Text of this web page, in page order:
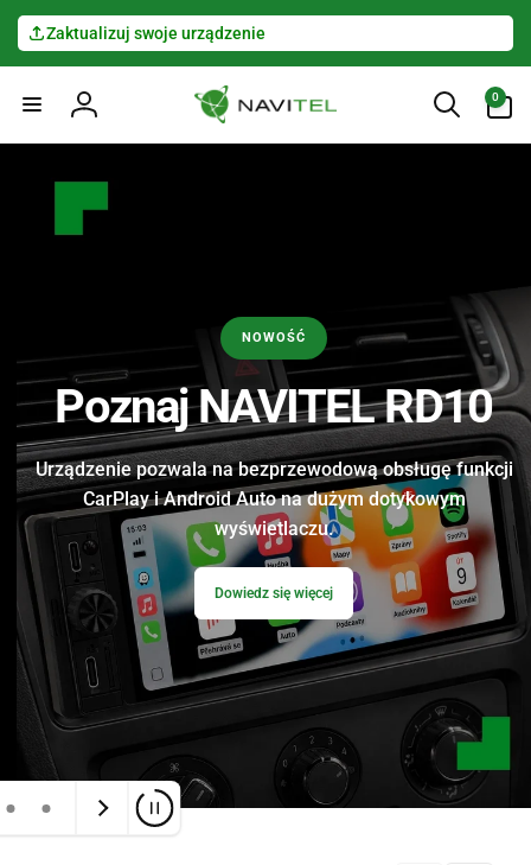
do
treści
Zaktualizuj swoje urządzenie
Zaloguj
się
A
L
P
L
0
pozycje(-
NOWOŚĆ
Poznaj NAVITEL RD10
Urządzenie pozwala na bezprzewodową obsługę funkcji
CarPlay i Android Auto na dużym dotykowym
wyświetlaczu.
Dowiedz się więcej